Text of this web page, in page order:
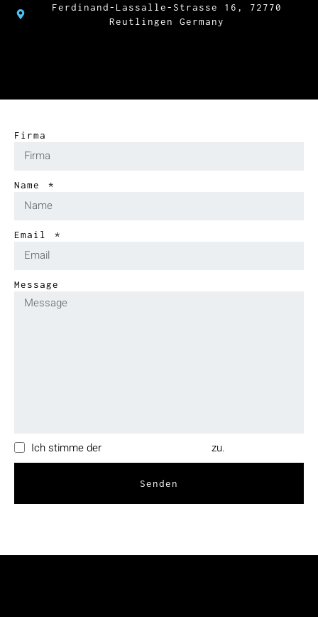
Ferdinand-Lassalle-Strasse 16, 72770
Reutlingen Germany
Firma
Name
Email
Message
Ich stimme der zu.
Senden